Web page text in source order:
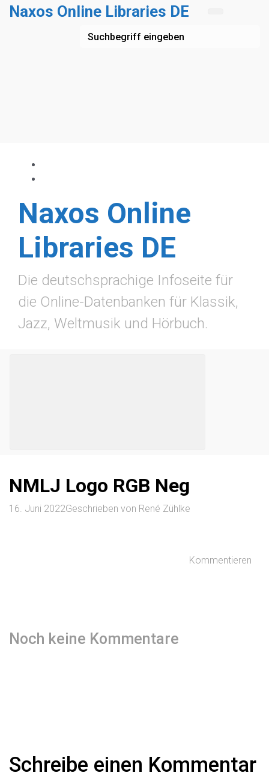
Zum Hauptinhalt springen
Naxos Online Libraries DE
Naxos Online
Libraries DE
Die deutschsprachige Infoseite für
die Online-Datenbanken für Klassik,
Jazz, Weltmusik und Hörbuch.
NMLJ Logo RGB Neg
16. Juni 2022Geschrieben von René Zühlke
Kommentieren
Noch keine Kommentare
Schreibe einen Kommentar